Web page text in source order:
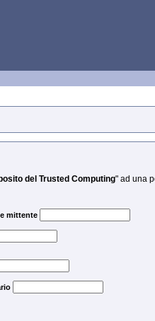
del Trusted Computing" ad una
mittente